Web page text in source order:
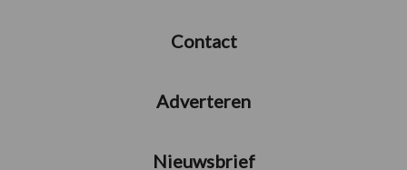
Contact
Adverteren
Nieuwsbrief